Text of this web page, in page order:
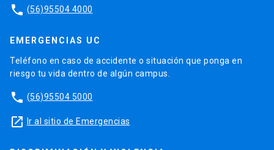
phone (56)95504 4000
EMERGENCIAS UC
Teléfono en caso de accidente o situación que ponga en
riesgo tu vida dentro de algún campus.
phone (56)95504 5000
launch Ir al sitio de Emergencias